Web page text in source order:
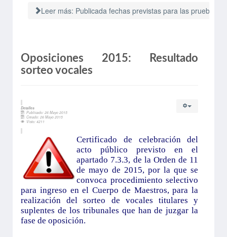
Leer más: Publicada fechas previstas para las pruebas
Oposiciones 2015: Resultado
sorteo vocales
Detalles
Publicado: 26 Mayo 2015
Creado: 26 Mayo 2015
Visto: 4211
Certificado de celebración del
acto público previsto en el
apartado 7.3.3, de la Orden de 11
de mayo de 2015, por la que se
convoca procedimiento selectivo
para ingreso en el Cuerpo de Maestros, para la
realización del sorteo de vocales titulares y
suplentes de los tribunales que han de juzgar la
fase de oposición.